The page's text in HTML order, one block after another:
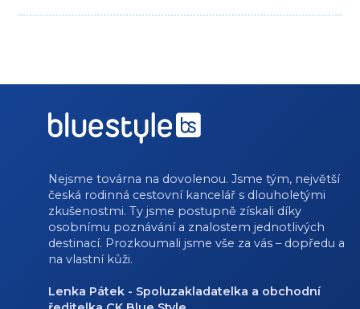
Nejsme továrna na dovolenou. Jsme tým, největší
česká rodinná cestovní kancelář s dlouholetými
zkušenostmi. Ty jsme postupně získali díky
osobnímu poznávání a znalostem jednotlivých
destinací. Prozkoumali jsme vše za vás – dopředu a
na vlastní kůži.
Lenka Pátek - Spoluzakladatelka a obchodní